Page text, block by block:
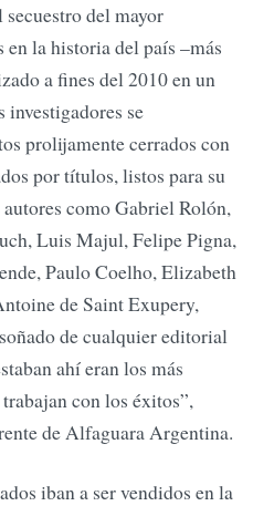
del mayor
la historia del país –más
a fines del 2010 en un
se
prolijamente cerrados con
por títulos, listos para su
como Gabriel Rolón,
Luis Majul, Felipe Pigna,
Paulo Coelho, Elizabeth
de Saint Exupery,
de cualquier editorial
ahí eran los más
con los éxitos”,
de Alfaguara Argentina.
iban a ser vendidos en la